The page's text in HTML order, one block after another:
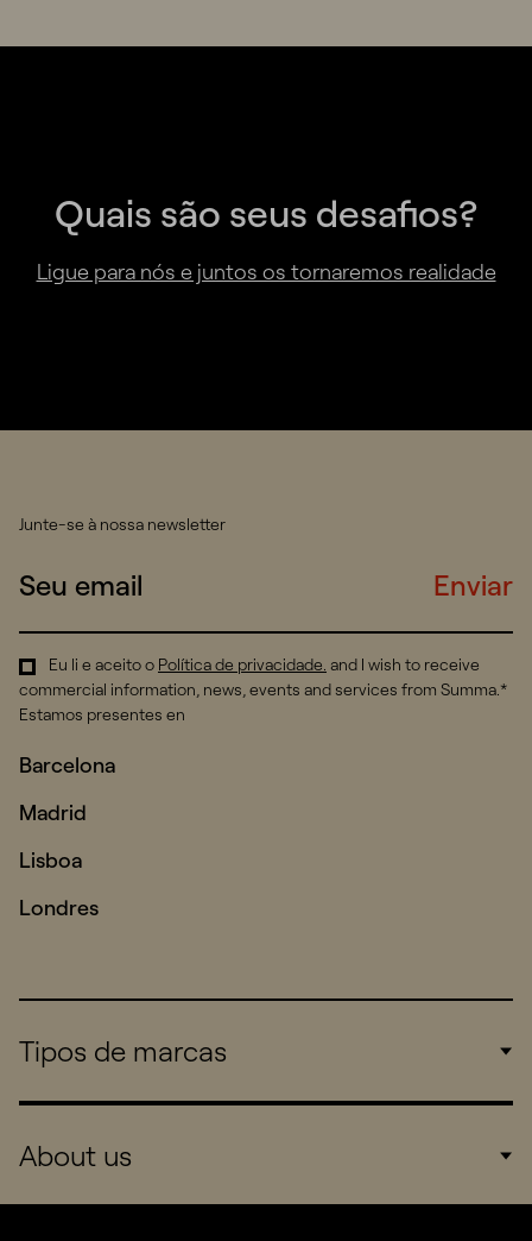
Quais são seus desafios?
Ligue para nós e juntos os tornaremos realidade
Junte-se à nossa newsletter
Enviar
Eu li e aceito o Política de privacidade. and I wish to receive
commercial information, news, events and services from Summa.*
Estamos presentes en
Barcelona
Madrid
Lisboa
Londres
Tipos de marcas
Consumers
About us